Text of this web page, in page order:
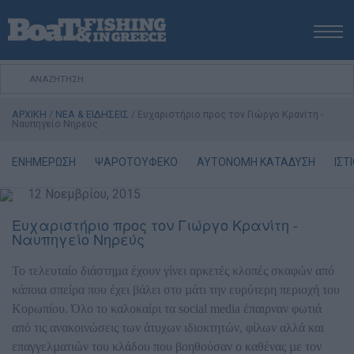
ΑΡΧΙΚΗ
ΕΚΔΟΣΕΙΣ
ΨΑΡΕΜΑ ΑΠΟ ΣΚΑΦΟΣ
ΨΑΡΟΤΟΥΦΕΚΟ
ΣΚΑΦΟΣ
VIDEO
ΕΞΟΠΛΙΣΜΟΣ
ΘΕΣΣΑΛΟΝΙΚΗ BOAT & FISHING SHOW 2025
BOAT & FISHING SHOW 2025
ΑΡΧΙΚΗ / ΝΕΑ & ΕΙΔΗΣΕΙΣ / Ευχαριστήριο προς τον Γιώργο Κρανίτη -
Ναυπηγείο Νηρεύς
ΕΝΗΜΕΡΩΣΗ ΨΑΡΟΤΟΥΦΕΚΟ ΑΥΤΟΝΟΜΗ ΚΑΤΑΔΥΣΗ
12 Νοεμβρίου, 2015
Ευχαριστήριο προς τον Γιώργο Κρανίτη -
Ναυπηγείο Νηρεύς
Το τελευταίο διάστηµα έχουν γίνει αρκετές κλοπές σκαφών από
κάποια σπείρα που έχει βάλει στο µάτι την ευρύτερη περιοχή του
Κορωπίου. Όλο το καλοκαίρι τα social media έπαιρναν φωτιά
από τις ανακοινώσεις των άτυχων ιδιοκτητών, φίλων αλλά και
επαγγελµατιών του κλάδου που βοηθούσαν ο καθένας µε τον